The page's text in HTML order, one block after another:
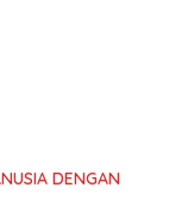
DENGAN